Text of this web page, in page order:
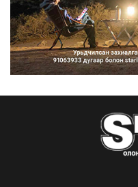
Нарантуул,
айл худалдааны тө...
2026/08/10
КОП17-д ажиллах
бүрэлдэхүүн хамтарс...